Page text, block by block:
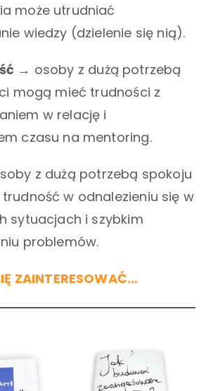
może utrudniać
wiedzy (dzielenie się nią).
→ osoby z dużą potrzebą
mogą mieć trudności z
w relację i
czasu na mentoring.
z dużą potrzebą spokoju
w odnalezieniu się w
sytuacjach i szybkim
problemów.
ZAINTERESOWAĆ…